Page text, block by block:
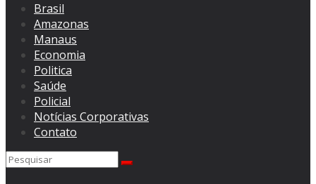
Brasil
Amazonas
Manaus
Economia
Politica
Saúde
Policial
Notícias Corporativas
Contato